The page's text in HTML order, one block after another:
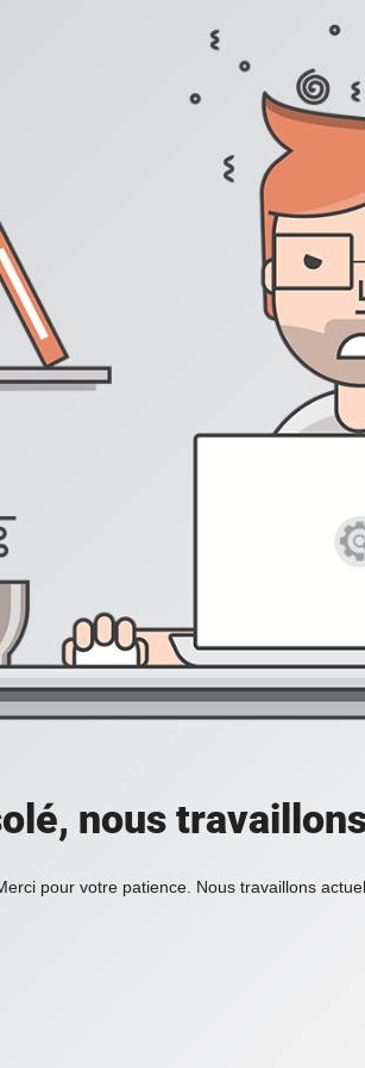
nous
pour votre patience. Nous travaillons